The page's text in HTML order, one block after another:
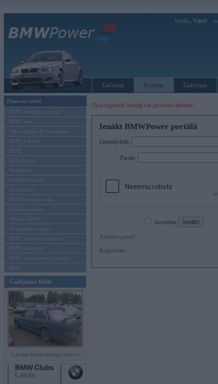
Sveiks, Viesi!
Galvenā Forums Galerijas
Ziņas un raksti
BMW modeļu jaunumi
BMW testi
Tehnoloģijas & sasniegumi
BMW Latvijā
MINI
Rolls-Royce
Pasākumi
Vadāmības tests
Autosports
BMWPower aktuāli
Reklāmas raksti
Mēneša BMW
Sērijveida tūnings
BMW pasaules jaunumi
BMW koncepti
BMW konkurentu jaunumi
Moto
Gadījuma bilde
Latvijas lauku tūninga šedevri
Tikai reģistrēti lietotāji var pievienot atbildes!
Ienākt BMWPower portālā
Lietotājvārds:
Parole:
Atcerēties
Aizmirsi paroli?
Reģistrēties